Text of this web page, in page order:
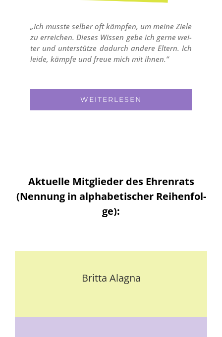
„Ich muss­te sel­ber oft kämp­fen, um mei­ne Zie­le
zu errei­chen. Die­ses Wis­sen gebe ich ger­ne wei­
ter und unter­stüt­ze dadurch ande­re Eltern. Ich
lei­de, kämp­fe und freue mich mit ihnen.“
WEI­TER­LE­SEN
Aktu­el­le Mit­glie­der des Ehren­rats
(Nen­nung in alpha­be­ti­scher Rei­hen­fol­
ge):
Brit­ta Alag­na